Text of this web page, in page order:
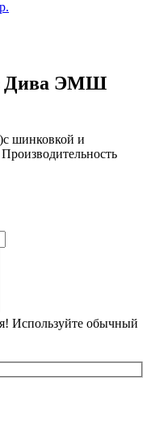
Дива ЭМШ
шинковкой и
Используйте обычный